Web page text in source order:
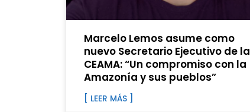
Marcelo Lemos asume como
nuevo Secretario Ejecutivo de la
CEAMA: “Un compromiso con la
Amazonía y sus pueblos”
[ LEER MÁS ]